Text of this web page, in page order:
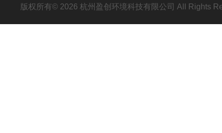
版权所有© 2026 杭州盈创环境科技有限公司 All Rights